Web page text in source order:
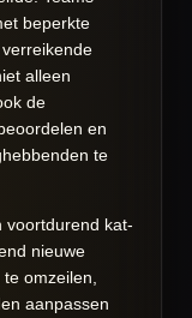
beperkte
alleen
de
en
te
voortdurend kat-
nieuwe
omzeilen,
aanpassen